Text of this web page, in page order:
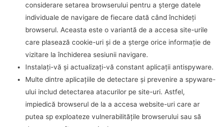
considerare setarea browserului pentru a șterge datele
individuale de navigare de fiecare dată când închideți
browserul. Aceasta este o variantă de a accesa site-urile
care plasează cookie-uri și de a șterge orice informație de
vizitare la închiderea sesiunii navigare.
Instalați-vă și actualizați-vă constant aplicații antispyware.
Multe dintre aplicațiile de detectare și prevenire a spyware-
ului includ detectarea atacurilor pe site-uri. Astfel,
impiedică browserul de la a accesa website-uri care ar
putea sp exploateze vulnerabilitățile browserului sau să